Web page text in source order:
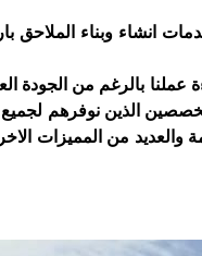
انشاء وبناء الملاحق
بالرغم من الجودة
الذين نوفرهم لجميع
والعديد من المميزات